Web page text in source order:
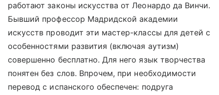
работают законы искусства от Леонардо да Винчи.
Бывший профессор Мадридской академии
искусств проводит эти мастер-классы для детей с
особенностями развития (включая аутизм)
совершенно бесплатно. Для него язык творчества
понятен без слов. Впрочем, при необходимости
перевод с испанского обеспечен: подруга